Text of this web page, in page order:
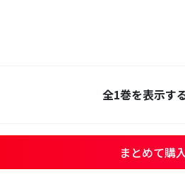
全1巻を表示す
まとめて購